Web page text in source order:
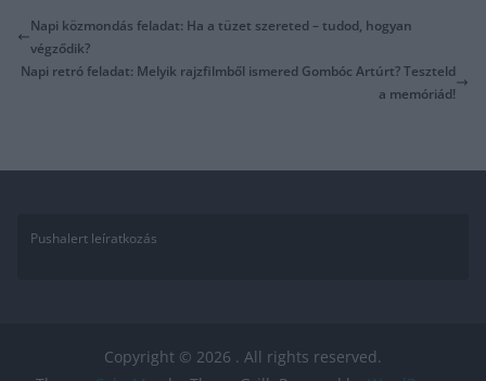
Napi közmondás feladat: Ha a tüzet szereted – tudod, hogyan
végződik?
Napi retró feladat: Melyik rajzfilmből ismered Gombóc Artúrt? Teszteld
a memóriád!
Pushalert leíratkozás
Copyright © 2026 . All rights reserved.